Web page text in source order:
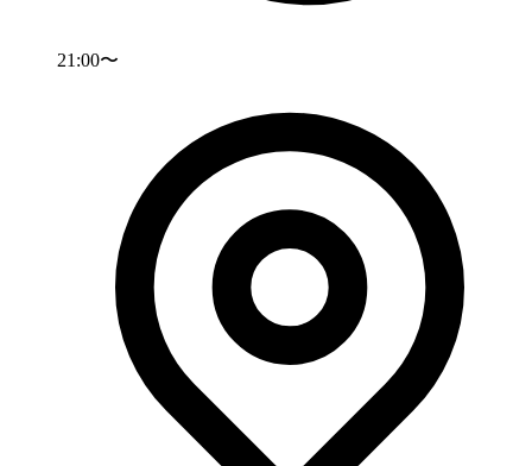
21:00〜